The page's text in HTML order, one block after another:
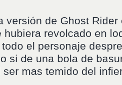
versión de Ghost
hubiera revolcado en
el personaje
si de una bola de
ser mas temido del